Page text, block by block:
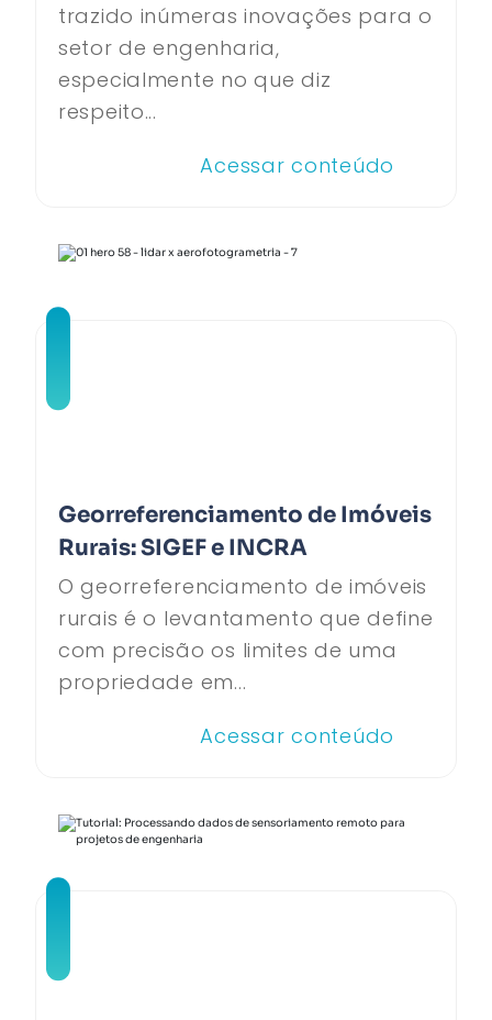
trazido inúmeras inovações para o
setor de engenharia,
especialmente no que diz
respeito...
Acessar conteúdo
Georreferenciamento de Imóveis
Rurais: SIGEF e INCRA
O georreferenciamento de imóveis
rurais é o levantamento que define
com precisão os limites de uma
propriedade em...
Acessar conteúdo